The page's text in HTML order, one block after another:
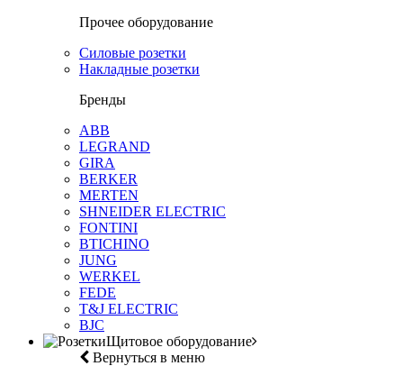
Прочее оборудование
Силовые розетки
Накладные розетки
Бренды
ABB
LEGRAND
GIRA
BERKER
MERTEN
SHNEIDER ELECTRIC
FONTINI
BTICHINO
JUNG
WERKEL
FEDE
T&J ELECTRIC
BJC
Щитовое оборудование
Вернуться в меню